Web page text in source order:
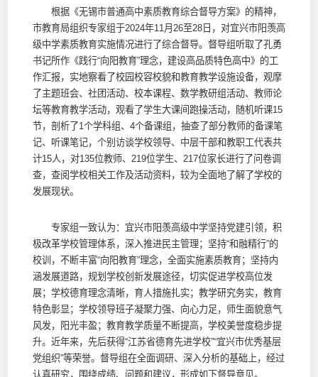
根据《无锡市普通高中素质教育综合督导方案》的精神，
市教育局组织专家组于2024年11月26至28日，对宜兴市阳羡高
级中学素质教育实施情况进行了综合督导。督导组听取了孔勇
书记所作《践行“向阳教育”理念，建设高品质特色高中》的工
作汇报，实地察看了校园校容校貌和教育教学设施设备，观摩
了主题班会、社团活动、校本课程、数学教研组活动、教师论
坛等教育教学活动，观看了学生大课间跑操活动，随机听课15
节，剖析了1个学科组、4个备课组，抽查了部分教师的备课笔
记、听课笔记，个别访谈学校领导、中层干部和教职工代表共
计15人，对135位教师、219位学生、217位家长进行了问卷调
查，查阅学校相关工作及活动资料，较为全面地了解了学校的
发展现状。
专家组一致认为：宜兴市阳羡高级中学坚持党建引领，积
极改革学校管理体系，深入推进民主管理；坚持“和融精行”的
校训，不断丰富“向阳教育”理念，全面实施素质教育；坚持内
涵发展道路，规划学校创新发展途径，切实促进学校高位发
展；学校德育理念清晰，育人措施扎实；教学研究务实，教育
特色彰显；学校领导班子凝聚力强、向心力足，师生面貌意气
风发，阳光丰盈；教育教学质量不断提高，学校美誉度稳步提
升。近年来，先后获得“江苏省德育先进学校”“宜兴市优秀基层
党组织”等荣誉。督导组在全面调研、深入分析的基础上，经过
认真研究，围绕成绩、问题和建议，形成如下督导意见。